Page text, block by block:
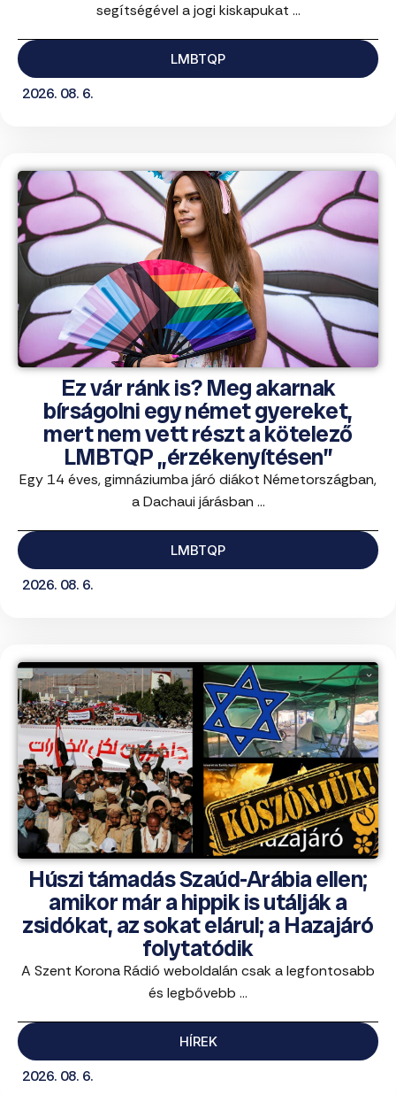
segítségével a jogi kiskapukat ...
LMBTQP
2026. 08. 6.
Ez vár ránk is? Meg akarnak
bírságolni egy német gyereket,
mert nem vett részt a kötelező
LMBTQP „érzékenyítésen”
Egy 14 éves, gimnáziumba járó diákot Németországban,
a Dachaui járásban ...
LMBTQP
2026. 08. 6.
Húszi támadás Szaúd-Arábia ellen;
amikor már a hippik is utálják a
zsidókat, az sokat elárul; a Hazajáró
folytatódik
A Szent Korona Rádió weboldalán csak a legfontosabb
és legbővebb ...
HÍREK
2026. 08. 6.